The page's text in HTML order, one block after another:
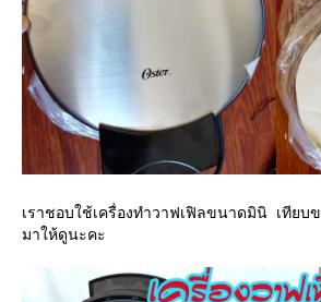
เราชอบใช้เครื่องทำวาฟเฟิลขนาดมินิ เทียบข
มาให้ดูนะคะ